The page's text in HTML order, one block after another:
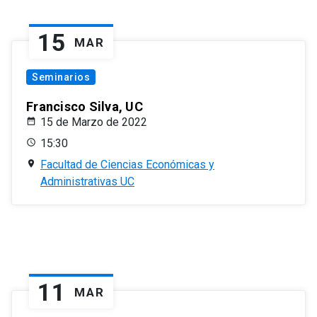
15 MAR
Seminarios
Francisco Silva, UC
15 de Marzo de 2022
15:30
Facultad de Ciencias Económicas y
Administrativas UC
11 MAR